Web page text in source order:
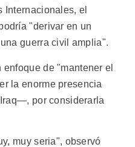
Internacionales, el
"derivar en un
guerra civil amplia".
de "mantener el
la enorme presencia
por considerarla
muy seria", observó